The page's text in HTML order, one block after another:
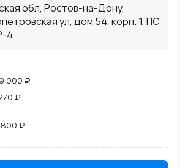
обл, Ростов-на-Дону,
ул, дом 54, корп. 1, ПС
4
000 ₽
₽
800 ₽